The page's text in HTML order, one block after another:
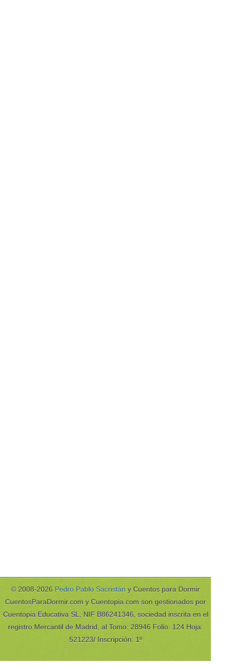
© 2008-2026 Pedro Pablo Sacristán y Cuentos para Dormir
CuentosParaDormir.com y Cuentopia.com son gestionados por
Cuentopia Educativa SL, NIF B86241346, sociedad inscrita en el
registro Mercantil de Madrid, al Tomo: 28946 Folio: 124 Hoja:
521223/ Inscripción: 1º